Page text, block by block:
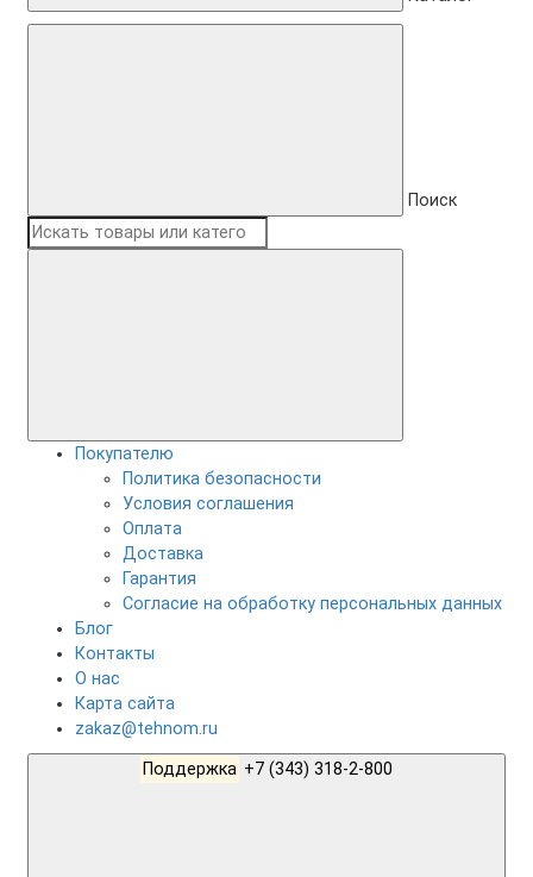
Поиск
Покупателю
Политика безопасности
Условия соглашения
Оплата
Доставка
Гарантия
Согласие на обработку персональных данных
Блог
Контакты
О нас
Карта сайта
zakaz@tehnom.ru
Поддержка